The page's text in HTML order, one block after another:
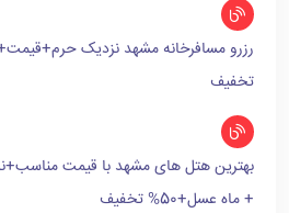
تخفیف
بهترین هتل های مشهد با قیمت
+ ماه عسل+50% تخفیف